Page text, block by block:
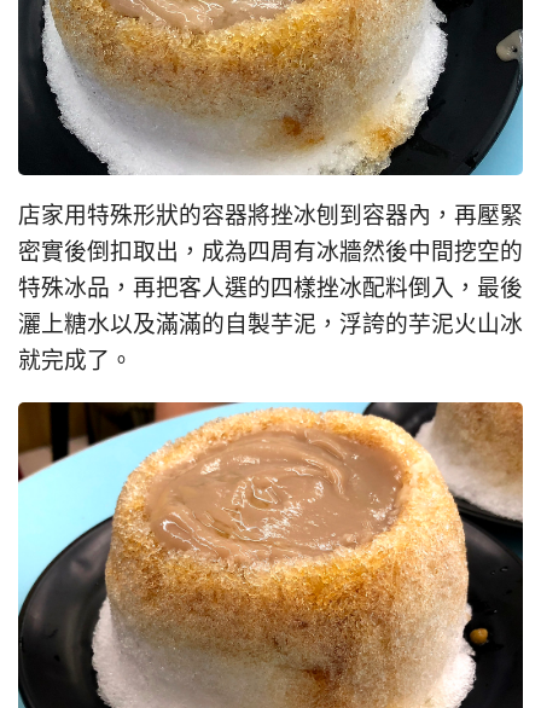
店家用特殊形狀的容器將挫冰刨到容器內，再壓緊
密實後倒扣取出，成為四周有冰牆然後中間挖空的
特殊冰品，再把客人選的四樣挫冰配料倒入，最後
灑上糖水以及滿滿的自製芋泥，浮誇的芋泥火山冰
就完成了。